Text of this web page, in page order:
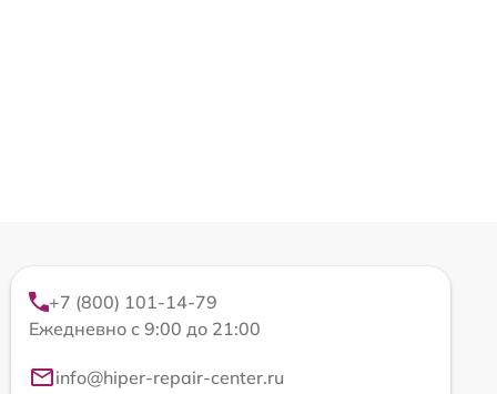
+7 (800) 101-14-79
Ежедневно с 9:00 до 21:00
info@hiper-repair-center.ru